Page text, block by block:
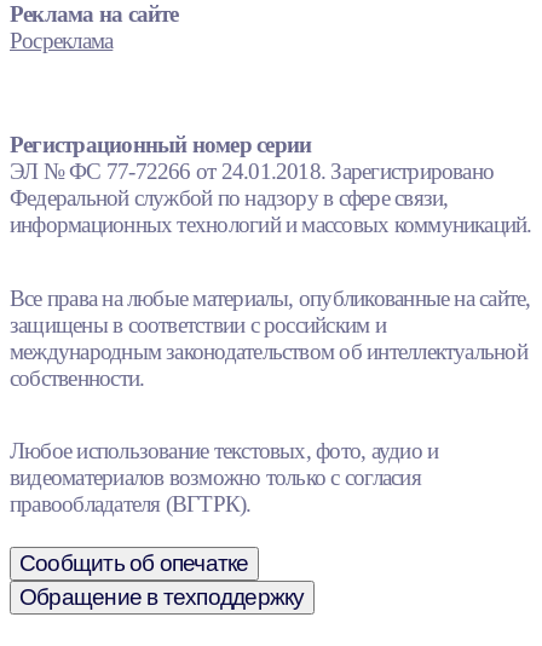
Реклама на сайте
Росреклама
Регистрационный номер серии
ЭЛ № ФС 77-72266 от 24.01.2018. Зарегистрировано
Федеральной службой по надзору в сфере связи,
информационных технологий и массовых коммуникаций.
Все права на любые материалы, опубликованные на сайте,
защищены в соответствии с российским и
международным законодательством об интеллектуальной
собственности.
Любое использование текстовых, фото, аудио и
видеоматериалов возможно только с согласия
правообладателя (ВГТРК).
Сообщить об опечатке
Обращение в техподдержку